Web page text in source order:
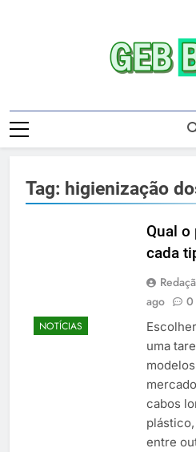
Casas De
Casino Online
Sensuais |
People!
Tag: higienização
NOTÍCIAS
Qual o
cada
ago
0
uma
cabos
entre